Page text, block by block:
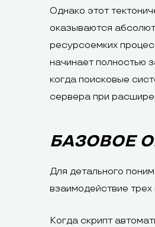
Однако этот
оказываются
ресурсоемких
начинает полностью
когда поисковые
сервера при
БАЗОВОЕ
Для детального
взаимодействие
Когда скрипт